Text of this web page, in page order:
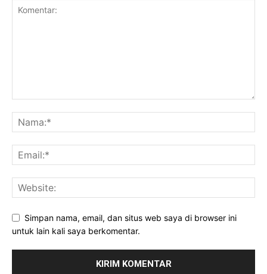
Simpan nama, email, dan situs web saya di browser ini
untuk lain kali saya berkomentar.